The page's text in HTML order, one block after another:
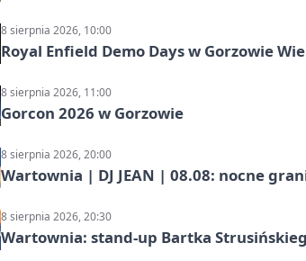
8 sierpnia 2026, 10:00
Royal Enfield Demo Days w Gorzowie
8 sierpnia 2026, 11:00
Gorcon 2026 w Gorzowie
8 sierpnia 2026, 20:00
Wartownia | DJ JEAN | 08.08: nocne
8 sierpnia 2026, 20:30
Wartownia: stand-up Bartka